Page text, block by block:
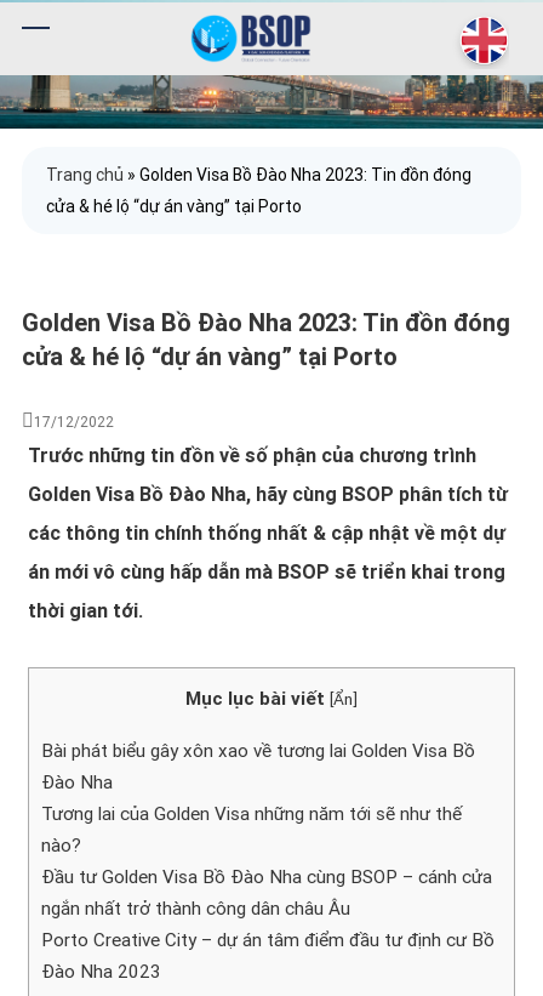
Trang chủ » Golden Visa Bồ Đào Nha 2023: Tin đồn đóng
cửa & hé lộ “dự án vàng” tại Porto
Golden Visa Bồ Đào Nha 2023: Tin đồn đóng
cửa & hé lộ “dự án vàng” tại Porto
17/12/2022
Trước những tin đồn về số phận của chương trình
Golden Visa Bồ Đào Nha, hãy cùng BSOP phân tích từ
các thông tin chính thống nhất & cập nhật về một dự
án mới vô cùng hấp dẫn mà BSOP sẽ triển khai trong
thời gian tới.
Mục lục bài viết [Ẩn]
Bài phát biểu gây xôn xao về tương lai Golden Visa Bồ
Đào Nha
Tương lai của Golden Visa những năm tới sẽ như thế
nào?
Đầu tư Golden Visa Bồ Đào Nha cùng BSOP – cánh cửa
ngắn nhất trở thành công dân châu Âu
Porto Creative City – dự án tâm điểm đầu tư định cư Bồ
Đào Nha 2023